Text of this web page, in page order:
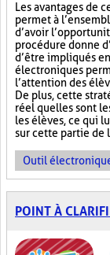
Les avantages de
permet à
d’avoir
procédure donne
d’être impliqués
électroniques
l’attention des
De plus, cette
réel quelles sont
les élèves, ce qui
sur cette partie de
Outil
POINT À